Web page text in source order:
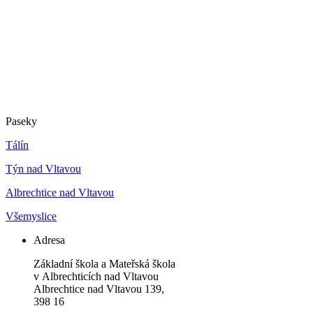
Paseky
Tálín
Týn nad Vltavou
Albrechtice nad Vltavou
Všemyslice
Adresa
Základní škola a Mateřská škola
v Albrechticích nad Vltavou
Albrechtice nad Vltavou 139,
398 16